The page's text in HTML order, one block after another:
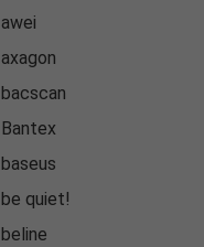
awei
axagon
bacscan
Bantex
baseus
be quiet!
beline